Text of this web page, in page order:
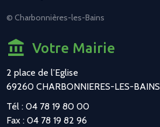
© Charbonnières-les-Bains
Votre Mairie
2 place de l’Eglise
69260 CHARBONNIERES-LES-BAINS
Tél : 04 78 19 80 00
Fax : 04 78 19 82 96